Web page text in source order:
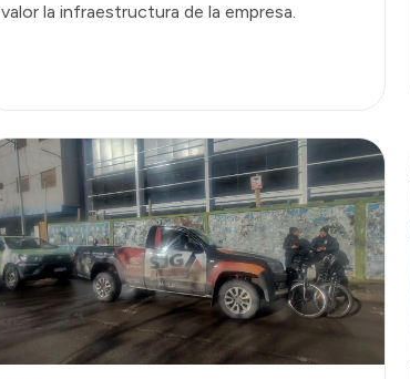
valor la infraestructura de la empresa.